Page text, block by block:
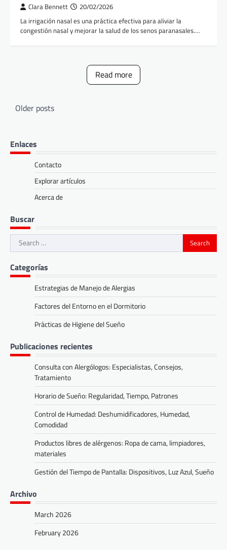
Clara Bennett 20/02/2026
La irrigación nasal es una práctica efectiva para aliviar la
congestión nasal y mejorar la salud de los senos paranasales.…
Read more
Posts
Older posts
Enlaces
Contacto
Explorar artículos
Acerca de
Buscar
Search
for:
Categorías
Estrategias de Manejo de Alergias
Factores del Entorno en el Dormitorio
Prácticas de Higiene del Sueño
Publicaciones recientes
Consulta con Alergólogos: Especialistas, Consejos,
Tratamiento
Horario de Sueño: Regularidad, Tiempo, Patrones
Control de Humedad: Deshumidificadores, Humedad,
Comodidad
Productos libres de alérgenos: Ropa de cama, limpiadores,
materiales
Gestión del Tiempo de Pantalla: Dispositivos, Luz Azul, Sueño
Archivo
March 2026
February 2026